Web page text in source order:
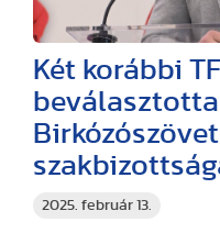
2025. február 13.
Két korábbi